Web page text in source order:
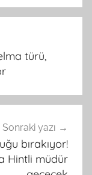
türü,
Sonraki yazı
bırakıyor!
Hintli müdür